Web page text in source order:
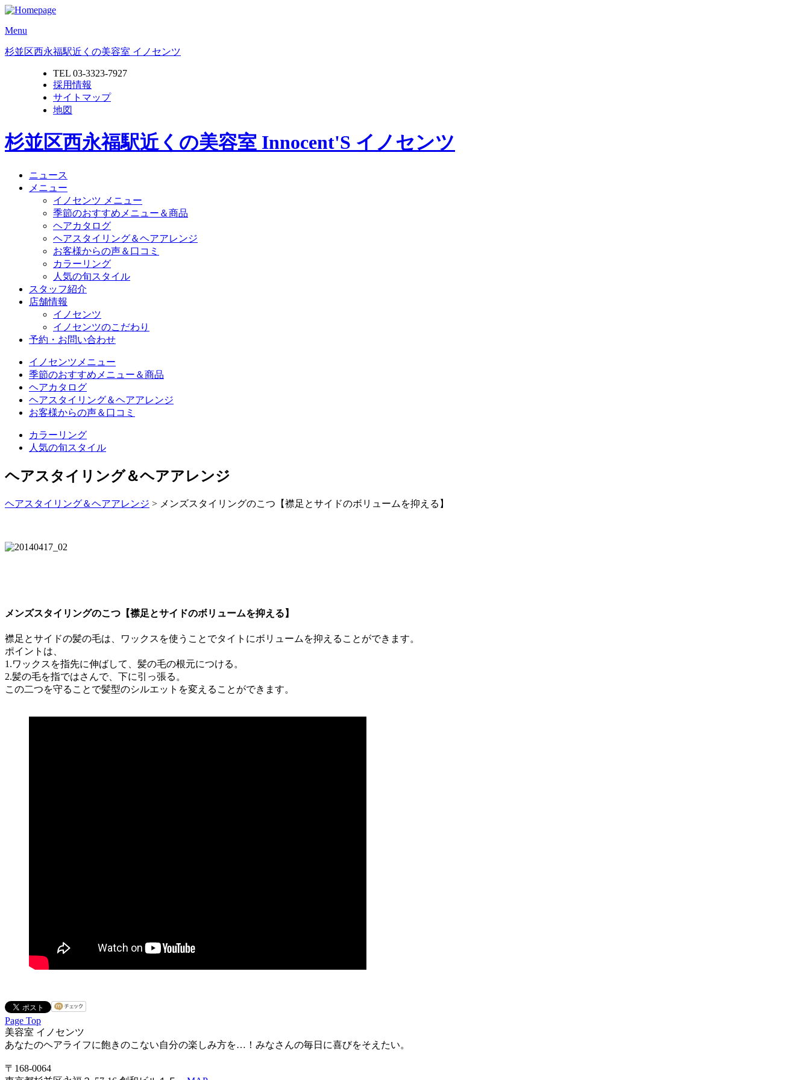
Menu
杉並区西永福駅近くの美容室 イノセンツ
TEL 03-3323-7927
採用情報
サイトマップ
地図
杉並区西永福駅近くの美容室 Innocent'S イノセンツ
ニュース
メニュー
イノセンツ メニュー
季節のおすすめメニュー＆商品
ヘアカタログ
ヘアスタイリング＆ヘアアレンジ
お客様からの声＆口コミ
カラーリング
人気の旬スタイル
スタッフ紹介
店舗情報
イノセンツ
イノセンツのこだわり
予約・お問い合わせ
イノセンツメニュー
季節のおすすめメニュー＆商品
ヘアカタログ
ヘアスタイリング＆ヘアアレンジ
お客様からの声＆口コミ
カラーリング
人気の旬スタイル
ヘアスタイリング＆ヘアアレンジ
ヘアスタイリング＆ヘアアレンジ > メンズスタイリングのこつ【襟足とサイドのボリュームを抑える】
メンズスタイリングのこつ【襟足とサイドのボリュームを抑える】
襟足とサイドの髪の毛は、ワックスを使うことでタイトにボリュームを抑えることができ­ます。
ポイントは、
1.ワックスを指先に伸ばして、髪の毛の根元につける。
2.髪の毛を指ではさんで、下に引っ張る。
この二つを守ることで髪型のシルエットを変えることができます。
Page Top
美容室 イノセンツ
あなたのヘアライフに飽きのこない自分の楽しみ方を…！みなさんの毎日に喜びをそえたい。
〒168-0064